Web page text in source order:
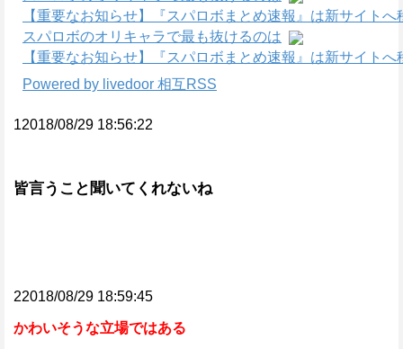
【重要なお知らせ】『スパロボまとめ速報』は新サイトへ
スパロボのオリキャラで最も抜けるのは
【重要なお知らせ】『スパロボまとめ速報』は新サイトへ
Powered by livedoor 相互RSS
12018/08/29 18:56:22
皆言うこと聞いてくれないね
22018/08/29 18:59:45
かわいそうな立場ではある